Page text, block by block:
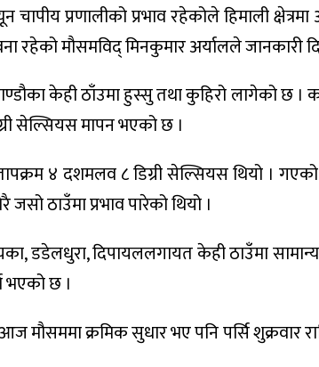
चापीय प्रणालीको प्रभाव रहेकोले हिमाली
रहेको मौसमविद् मिनकुमार अर्यालले जानकारी
केही ठाँउमा हुस्सु तथा कुहिरो लागेको छ
सेल्सियस मापन भएको छ ।
४ दशमलव ८ डिग्री सेल्सियस थियो ।
ठाउँमा प्रभाव पारेको थियो ।
डडेलधुरा, दिपायललगायत केही ठाउँमा सामान्य
भएको छ ।
मौसममा क्रमिक सुधार भए पनि पर्सि शुक्रवार